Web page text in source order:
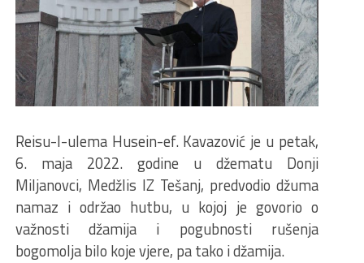
Reisu-l-ulema Husein-ef. Kavazović je u petak,
6. maja 2022. godine u džematu Donji
Miljanovci, Medžlis IZ Tešanj, predvodio džuma
namaz i održao hutbu, u kojoj je govorio o
važnosti džamija i pogubnosti rušenja
bogomolja bilo koje vjere, pa tako i džamija.